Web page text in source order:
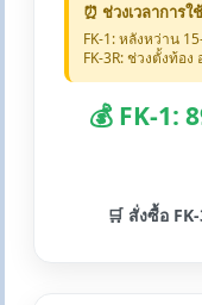
⏰ ช่วงเวลาการใ
FK-1: หลังหว่าน
FK-3R: ช่วงตั้งท้อ
💰 FK-1:
🛒 สั่งซื้อ FK-